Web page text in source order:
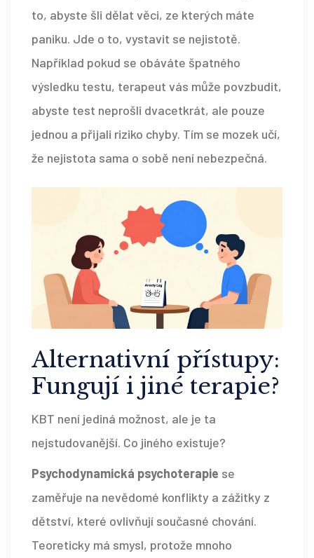
to, abyste šli dělat věci, ze kterých máte
paniku. Jde o to, vystavit se nejistotě.
Například pokud se obáváte špatného
výsledku testu, terapeut vás může povzbudit,
abyste test neprošli dvacetkrát, ale pouze
jednou a přijali riziko chyby. Tím se mozek učí,
že nejistota sama o sobě není nebezpečná.
Alternativní přístupy:
Fungují i jiné terapie?
KBT není jediná možnost, ale je ta
nejstudovanější. Co jiného existuje?
Psychodynamická psychoterapie se
zaměřuje na nevědomé konflikty a zážitky z
dětství, které ovlivňují současné chování.
Teoreticky má smysl, protože mnoho